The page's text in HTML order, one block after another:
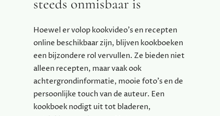
steeds onmisbaar is
Hoewel er volop kookvideo’s en recepten
online beschikbaar zijn, blijven kookboeken
een bijzondere rol vervullen. Ze bieden niet
alleen recepten, maar vaak ook
achtergrondinformatie, mooie foto’s en de
persoonlijke touch van de auteur. Een
kookboek nodigt uit tot bladeren,